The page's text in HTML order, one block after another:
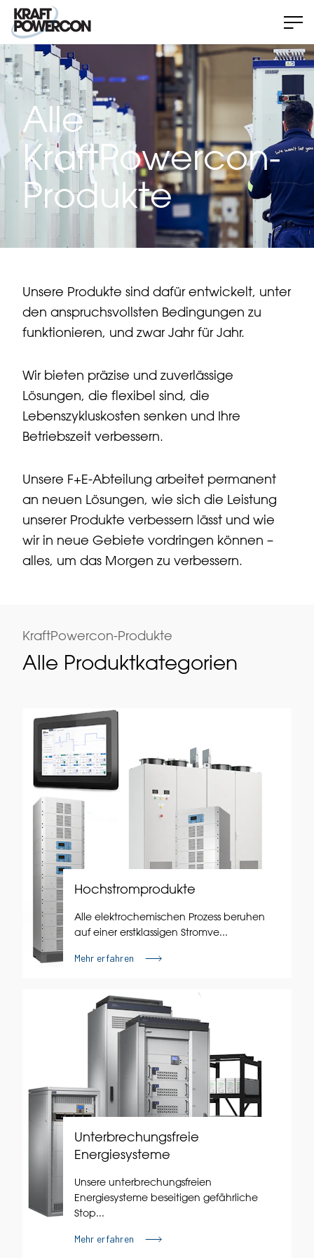
Alle
KraftPowercon-
Produkte
Unsere Produkte sind dafür entwickelt, unter
den anspruchsvollsten Bedingungen zu
funktionieren, und zwar Jahr für Jahr.
Wir bieten präzise und zuverlässige
Lösungen, die flexibel sind, die
Lebenszykluskosten senken und Ihre
Betriebszeit verbessern.
Unsere F+E-Abteilung arbeitet permanent
an neuen Lösungen, wie sich die Leistung
unserer Produkte verbessern lässt und wie
wir in neue Gebiete vordringen können –
alles, um das Morgen zu verbessern.
Alle Produktkategorien
KraftPowercon-Produkte
Hochstromprodukte
Alle elektrochemischen Prozess beruhen
auf einer erstklassigen Stromve...
Mehr erfahren
Unterbrechungsfreie
Energiesysteme
Unsere unterbrechungsfreien
Energiesysteme beseitigen gefährliche
Stop...
Mehr erfahren